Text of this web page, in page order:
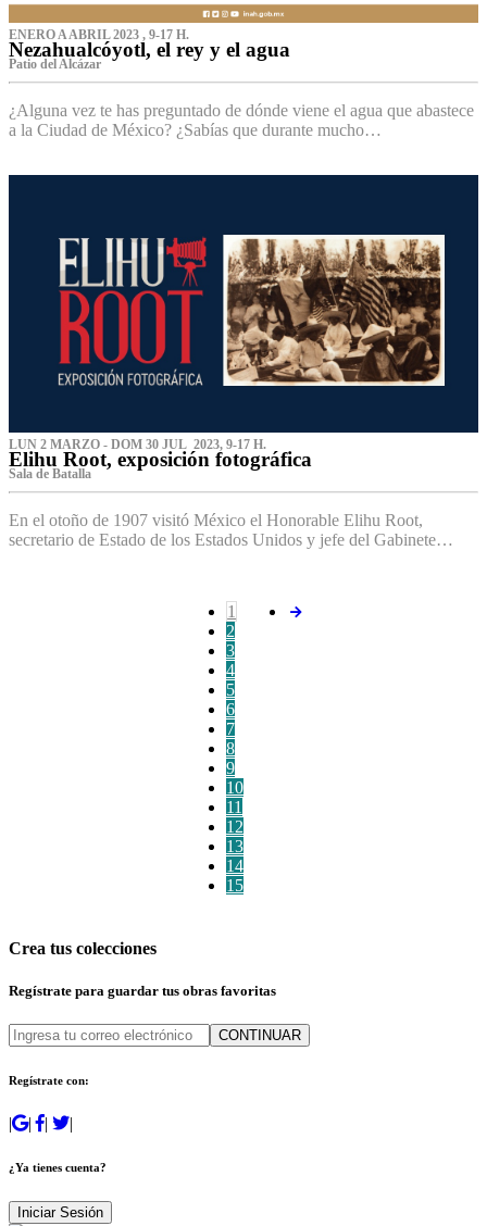
ENERO A ABRIL 2023 , 9-17 H.
Nezahualcóyotl, el rey y el agua
Patio del Alcázar
¿Alguna vez te has preguntado de dónde viene el agua que abastece
a la Ciudad de México? ¿Sabías que durante mucho…
LUN 2 MARZO - DOM 30 JUL 2023, 9-17 H.
Elihu Root, exposición fotográfica
Sala de Batalla
En el otoño de 1907 visitó México el Honorable Elihu Root,
secretario de Estado de los Estados Unidos y jefe del Gabinete…
1
2
3
4
5
6
7
8
9
10
11
12
13
14
15
Crea tus colecciones
Regístrate para guardar tus obras favoritas
CONTINUAR
Regístrate con:
| | | |
¿Ya tienes cuenta?
Iniciar Sesión